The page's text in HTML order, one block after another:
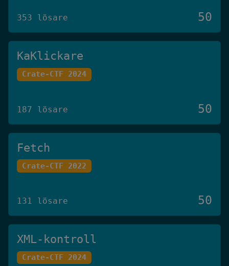
353 lösare 50
KaKlickare
Crate-CTF 2024
187 lösare 50
Fetch
Crate-CTF 2022
131 lösare 50
XML-kontroll
Crate-CTF 2024